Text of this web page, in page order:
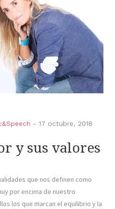
- 17 octubre, 2018
y sus valores
que nos definen como
por encima de nuestro
los que marcan el equilibrio y la